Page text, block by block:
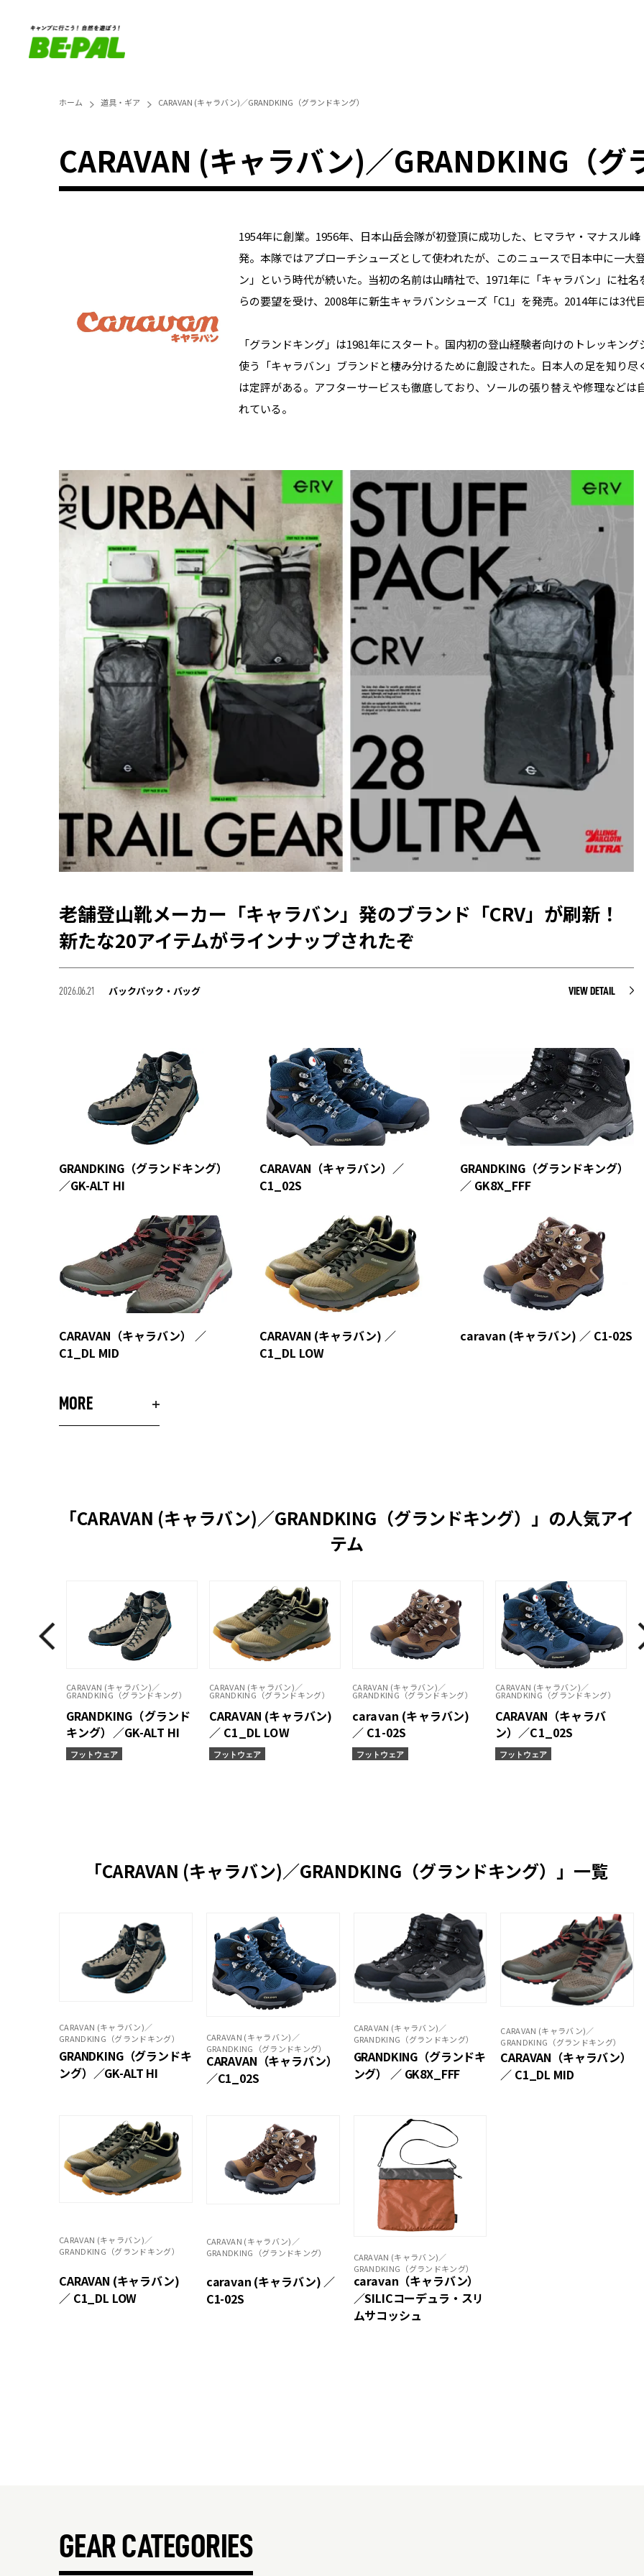
ホーム 道具・ギア CARAVAN (キャラバン)／GRANDKING（グランドキング）
CARAVAN (キャラバン)／GRANDKING（グ
1954年に創業。1956年、日本山岳会隊が初登頂に成功した、ヒマラヤ・マナスル
発。本隊ではアプローチシューズとして使われたが、このニュースで日本中に一
ン」という時代が続いた。当初の名前は山晴社で、1971年に「キャラバン」に社
らの要望を受け、2008年に新生キャラバンシューズ「C1」を発売。2014年には3代
「グランドキング」は1981年にスタート。国内初の登山経験者向けのトレッキン
使う「キャラバン」ブランドと棲み分けるために創設された。日本人の足を知り
は定評がある。アフターサービスも徹底しており、ソールの張り替えや修理など
れている。
老舗登山靴メーカー「キャラバン」発のブランド「CRV」が刷新！
新たな20アイテムがラインナップされたぞ
2026.06.21 バックパック・バッグ VIEW DETAIL
GRANDKING（グランドキング）
／GK-ALT HI
CARAVAN（キャラバン）／
C1_02S
GRANDKING（グランドキング）
／ GK8X_FFF
CARAVAN（キャラバン） ／
C1_DL MID
CARAVAN (キャラバン) ／
C1_DL LOW
caravan (キャラバン) ／ C1-02S
MORE
「CARAVAN (キャラバン)／GRANDKING（グランドキング）」の人気アイ
テム
CARAVAN (キャラバン)／
GRANDKING（グランドキング）
GRANDKING（グランド
キング）／GK-ALT HI
フットウェア
CARAVAN (キャラバン)／
GRANDKING（グランドキング）
CARAVAN (キャラバン)
／ C1_DL LOW
フットウェア
CARAVAN (キャラバン)／
GRANDKING（グランドキング）
caravan (キャラバン)
／ C1-02S
フットウェア
CARAVAN (キャラバン)／
GRANDKING（グランドキング）
CARAVAN（キャラバ
ン）／C1_02S
フットウェア
「CARAVAN (キャラバン)／GRANDKING（グランドキング）」一覧
CARAVAN (キャラバン)／
GRANDKING（グランドキング）
GRANDKING（グランドキ
ング）／GK-ALT HI
CARAVAN (キャラバン)／
GRANDKING（グランドキング）
CARAVAN（キャラバン）
／C1_02S
CARAVAN (キャラバン)／
GRANDKING（グランドキング）
GRANDKING（グランドキ
ング） ／ GK8X_FFF
CARAVAN (キャラバン)／
GRANDKING（グランドキング）
CARAVAN（キャラバン）
／ C1_DL MID
CARAVAN (キャラバン)／
GRANDKING（グランドキング）
CARAVAN (キャラバン)
／ C1_DL LOW
CARAVAN (キャラバン)／
GRANDKING（グランドキング）
caravan (キャラバン) ／
C1-02S
CARAVAN (キャラバン)／
GRANDKING（グランドキング）
caravan（キャラバン）
／SILICコーデュラ・スリ
ムサコッシュ
GEAR CATEGORIES